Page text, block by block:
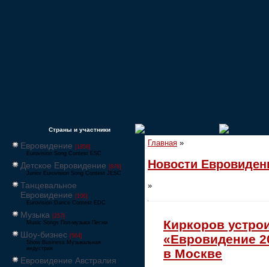
Страны и участники
Евровидение [1858]
Eurovision Song Contest ESC
Детское Евровидение [878]
Junior Eurovision Song Contest JESC
Танцевальное
Евровидение [106]
Eurovision Dance Contest EDC
Музыка [257]
Music Songs Поп-музыка Песни
Шоу-бизнес [564]
Show Business Музыкальная
индустрия
Евровидение Австралия
Главная »
Новости
»
Киркоров
«Евровидение
в Москве